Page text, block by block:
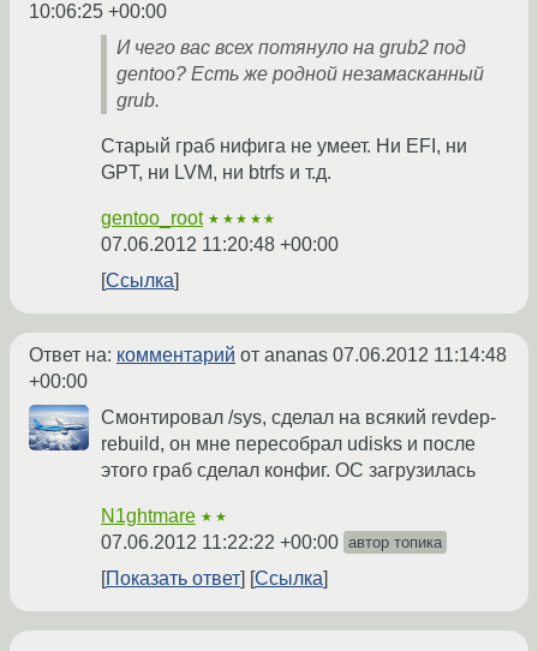
10:06:25 +00:00
И чего вас всех потянуло на grub2 под
gentoo? Есть же родной незамасканный
grub.
Старый граб нифига не умеет. Ни EFI, ни
GPT, ни LVM, ни btrfs и т.д.
gentoo_root ★★★★★
07.06.2012 11:20:48 +00:00
Ссылка
Ответ на: комментарий от ananas 07.06.2012 11:14:48
+00:00
Смонтировал /sys, сделал на всякий revdep-
rebuild, он мне пересобрал udisks и после
этого граб сделал конфиг. ОС загрузилась
N1ghtmare ★★
07.06.2012 11:22:22 +00:00 автор топика
Показать ответ Ссылка